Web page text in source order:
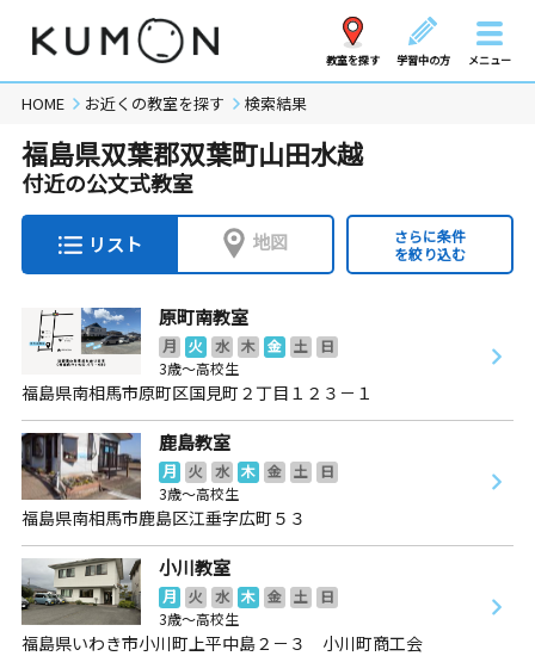
教室を探す 学習中の方 メニュー
HOME お近くの教室を探す 検索結果
福島県双葉郡双葉町山田水越
付近の公文式教室
リスト 地図
さらに条件
を絞り込む
原町南教室
月 火 水 木 金 土
日
3歳～高校生
福島県南相馬市原町区国見町２丁目１２３－１
鹿島教室
月 火 水 木 金 土
日
3歳～高校生
福島県南相馬市鹿島区江垂字広町５３
小川教室
月 火 水 木 金 土
日
3歳～高校生
福島県いわき市小川町上平中島２－３ 小川町商工会